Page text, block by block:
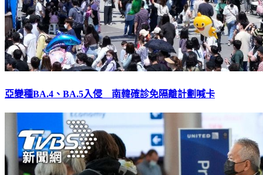
亞變種BA.4、BA.5入侵 南韓確診免隔離計劃喊卡